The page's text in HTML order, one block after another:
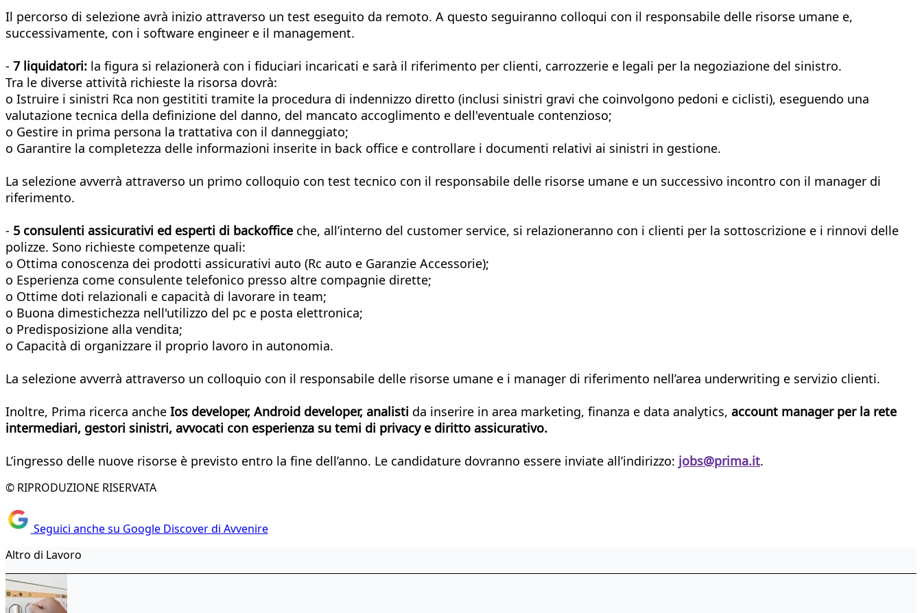
Il percorso di selezione avrà inizio attraverso un test eseguito da remoto. A questo seguiranno colloqui con il responsabile delle risorse umane e,
successivamente, con i software engineer e il management.
- 7 liquidatori: la figura si relazionerà con i fiduciari incaricati e sarà il riferimento per clienti, carrozzerie e legali per la negoziazione del sinistro.
Tra le diverse attività richieste la risorsa dovrà:
o Istruire i sinistri Rca non gestititi tramite la procedura di indennizzo diretto (inclusi sinistri gravi che coinvolgono pedoni e ciclisti), eseguendo una
valutazione tecnica della definizione del danno, del mancato accoglimento e dell'eventuale contenzioso;
o Gestire in prima persona la trattativa con il danneggiato;
o Garantire la completezza delle informazioni inserite in back office e controllare i documenti relativi ai sinistri in gestione.
La selezione avverrà attraverso un primo colloquio con test tecnico con il responsabile delle risorse umane e un successivo incontro con il manager di
riferimento.
- 5 consulenti assicurativi ed esperti di backoffice che, all’interno del customer service, si relazioneranno con i clienti per la sottoscrizione e i rinnovi delle
polizze. Sono richieste competenze quali:
o Ottima conoscenza dei prodotti assicurativi auto (Rc auto e Garanzie Accessorie);
o Esperienza come consulente telefonico presso altre compagnie dirette;
o Ottime doti relazionali e capacità di lavorare in team;
o Buona dimestichezza nell'utilizzo del pc e posta elettronica;
o Predisposizione alla vendita;
o Capacità di organizzare il proprio lavoro in autonomia.
La selezione avverrà attraverso un colloquio con il responsabile delle risorse umane e i manager di riferimento nell’area underwriting e servizio clienti.
Inoltre, Prima ricerca anche Ios developer, Android developer, analisti da inserire in area marketing, finanza e data analytics, account manager per la rete
intermediari, gestori sinistri, avvocati con esperienza su temi di privacy e diritto assicurativo.
L’ingresso delle nuove risorse è previsto entro la fine dell’anno. Le candidature dovranno essere inviate all’indirizzo: jobs@prima.it.
© RIPRODUZIONE RISERVATA
Seguici anche su Google Discover di Avvenire
Altro di Lavoro